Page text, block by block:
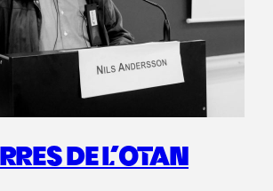
DE L’OTAN